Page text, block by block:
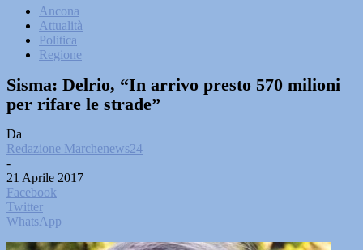
Ancona
Attualità
Politica
Regione
Sisma: Delrio, “In arrivo presto 570 milioni
per rifare le strade”
Da
Redazione Marchenews24
-
21 Aprile 2017
Facebook
Twitter
WhatsApp